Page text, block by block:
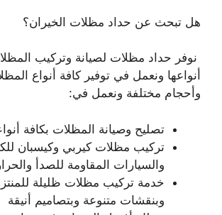
هل تبحث عن حداد مظلات الخيران؟
نوفر حداد مظلات لصيانة وتركيب
أنواعها ونعمل في توفير كافة أنواع
وأحجام مختلفة ونعمل في:
تصليح وصيانة المظلات بكافة
تركيب مظلات كيربي وكيسبان
والسيارات المقاومة للصدأ
خدمة تركيب مظلات ظليلة
وبنقشات متنوعة وبتصاميم أنيقة